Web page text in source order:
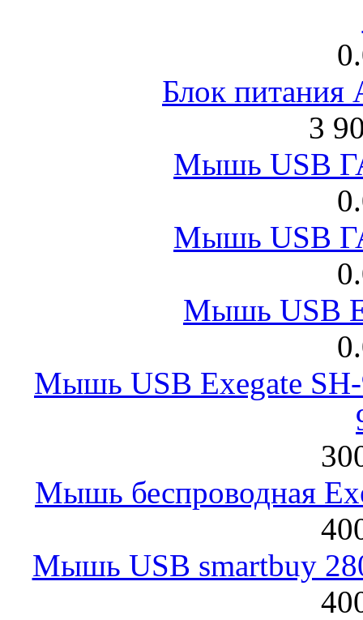
Блок питания
3
Мышь USB
Мышь USB
Мышь USB
Мышь USB Exegate
Мышь беспроводная
Мышь USB smartbuy